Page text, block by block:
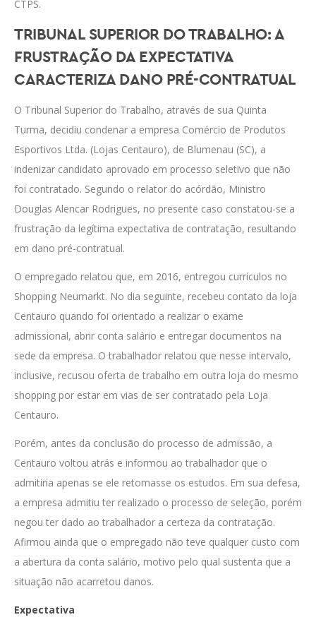
CTPS.
TRIBUNAL SUPERIOR DO TRABALHO: A
FRUSTRAÇÃO DA EXPECTATIVA
CARACTERIZA DANO PRÉ-CONTRATUAL
O Tribunal Superior do Trabalho, através de sua Quinta
Turma, decidiu condenar a empresa Comércio de Produtos
Esportivos Ltda. (Lojas Centauro), de Blumenau (SC), a
indenizar candidato aprovado em processo seletivo que não
foi contratado. Segundo o relator do acórdão, Ministro
Douglas Alencar Rodrigues, no presente caso constatou-se a
frustração da legítima expectativa de contratação, resultando
em dano pré-contratual.
O empregado relatou que, em 2016, entregou currículos no
Shopping Neumarkt. No dia seguinte, recebeu contato da loja
Centauro quando foi orientado a realizar o exame
admissional, abrir conta salário e entregar documentos na
sede da empresa. O trabalhador relatou que nesse intervalo,
inclusive, recusou oferta de trabalho em outra loja do mesmo
shopping por estar em vias de ser contratado pela Loja
Centauro.
Porém, antes da conclusão do processo de admissão, a
Centauro voltou atrás e informou ao trabalhador que o
admitiria apenas se ele retomasse os estudos. Em sua defesa,
a empresa admitiu ter realizado o processo de seleção, porém
negou ter dado ao trabalhador a certeza da contratação.
Afirmou ainda que o empregado não teve qualquer custo com
a abertura da conta salário, motivo pelo qual sustenta que a
situação não acarretou danos.
Expectativa